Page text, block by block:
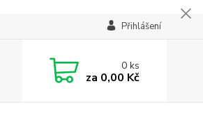
Přihlášení
0ks
za 0,00 Kč